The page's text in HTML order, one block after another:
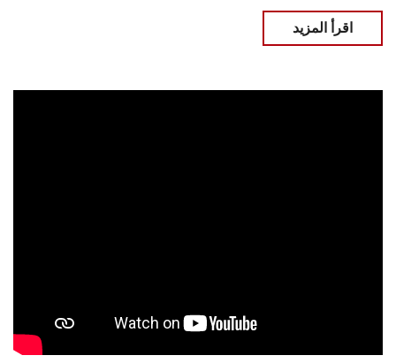
اقرأ المزيد